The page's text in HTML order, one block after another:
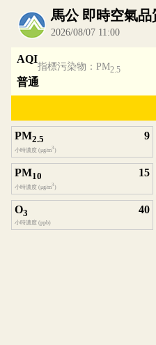
內嵌空氣品質小工具